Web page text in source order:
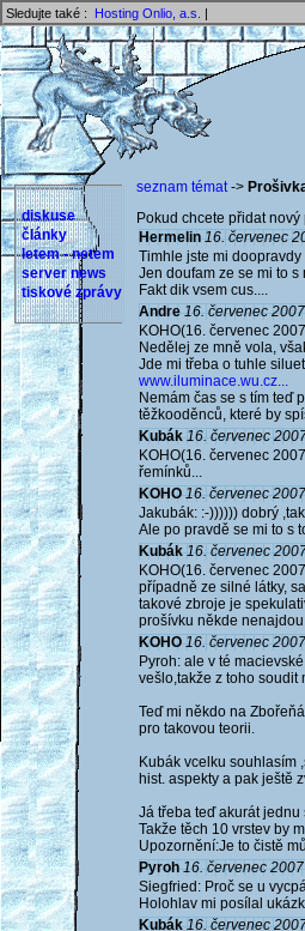
Sledujte také : Hosting Onlio, a.s. |
diskuse
články
letem - netem
server news
tiskové zprávy
seznam témat->
Pokud chcete přidat
Hermelin 16. červenec
Timhle jste mi
Jen doufam ze se mi to s
Fakt dik vsem cus....
Andre 16. červenec
KOHO(16. červenec
Nedělej ze mně vola,
Jde mi třeba o tuhle
www.iluminace.wu.cz...
Nemám čas se s tím teď
těžkooděnců, které by
Kubák 16. červenec
KOHO(16. červenec
řemínků...
KOHO 16. červenec
Jakubák: :-)))))) dobrý
Ale po pravdě se mi to s
Kubák 16. červenec
KOHO(16. červenec
případně ze silné látky,
takové zbroje je
prošívku někde
KOHO 16. červenec
Pyroh: ale v té
vešlo,takže z toho soudit
Teď mi někdo na
pro takovou teorii.
Kubák vcelku souhlasím
hist. aspekty a pak ještě
Já třeba teď akurát
Takže těch 10 vrstev by
Upozornění:Je to čistě
Pyroh 16. červenec
Siegfried: Proč se u
Holohlav mi posílal
Kubák 16. červenec